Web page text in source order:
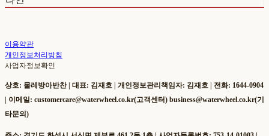
이용약관
개인정보처리방침
사업자정보확인
상호: 물레방아반찬 | 대표: 김재호 | 개인정보관리책임자: 김재호 | 전화: 1644-0904
| 이메일: customercare@waterwheel.co.kr(고객센터) business@waterwheel.co.kr(기
타문의)